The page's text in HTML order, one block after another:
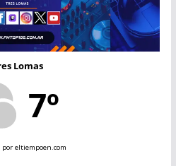
Lomas
7º
por eltiempoen.com